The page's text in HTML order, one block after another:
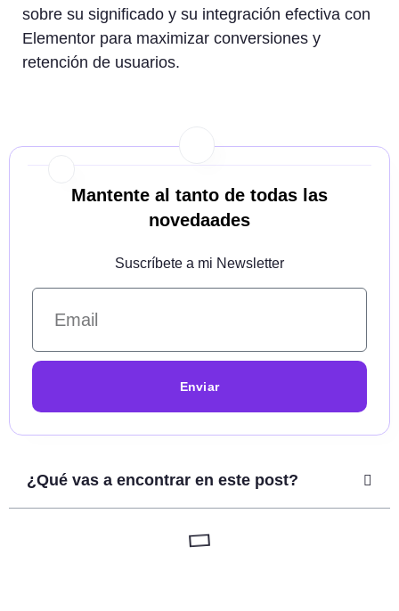
sobre su significado y su integración efectiva con
Elementor para maximizar conversiones y
retención de usuarios.
Mantente al tanto de todas las
novedaades
Suscríbete a mi Newsletter
Enviar
¿Qué vas a encontrar en este post?